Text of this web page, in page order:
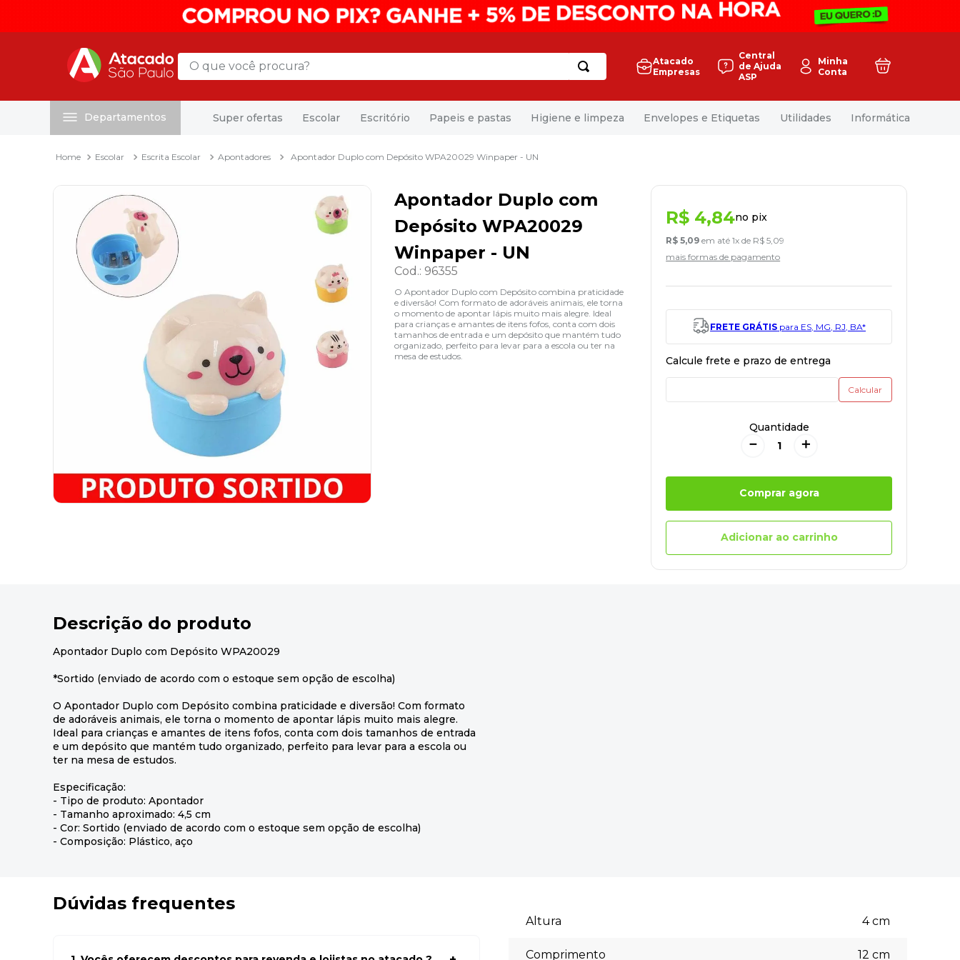
O que você procura?
Atacado
Empresas
Central
de Ajuda
ASP
Minha
Conta
Departamentos Super ofertas Escolar Escritório Papeis e pastas Higiene e limpeza Envelopes e Etiquetas Utilidades Informática
Escolar Escrita Escolar Apontadores Apontador Duplo com Depósito WPA20029 Winpaper - UN
Apontador Duplo com
Depósito WPA20029
Winpaper - UN
Cod.: 96355
O Apontador Duplo com Depósito combina praticidade
e diversão! Com formato de adoráveis animais, ele torna
o momento de apontar lápis muito mais alegre. Ideal
para crianças e amantes de itens fofos, conta com dois
tamanhos de entrada e um depósito que mantém tudo
organizado, perfeito para levar para a escola ou ter na
mesa de estudos.
R$ 4,84no pix
R$ 5,09 em até1x de R$ 5 09
mais formas de pagamento
FRETE GRÁTIS para ES, MG, RJ, BA*
Quantidade
＋
－
Comprar agora
Adicionar ao carrinho
Descrição do produto
Apontador Duplo com Depósito WPA20029
*Sortido (enviado de acordo com o estoque sem opção de escolha)
O Apontador Duplo com Depósito combina praticidade e diversão! Com formato
de adoráveis animais, ele torna o momento de apontar lápis muito mais alegre.
Ideal para crianças e amantes de itens fofos, conta com dois tamanhos de entrada
e um depósito que mantém tudo organizado, perfeito para levar para a escola ou
ter na mesa de estudos.
Especificação:
- Tipo de produto: Apontador
- Tamanho aproximado: 4,5 cm
- Cor: Sortido (enviado de acordo com o estoque sem opção de escolha)
- Composição: Plástico, aço
Dúvidas frequentes
Altura 4cm
Comprimento 12 cm
papel toalha
papel higienico
caixa organizadora